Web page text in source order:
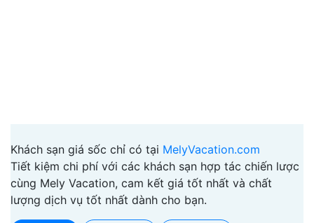
Khách sạn giá sốc chỉ có tại MelyVacation.com
Tiết kiệm chi phí với các khách sạn hợp tác chiến lược
cùng Mely Vacation, cam kết giá tốt nhất và chất
lượng dịch vụ tốt nhất dành cho bạn.